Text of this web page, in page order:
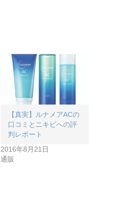
【真実】ルナメアACの
口コミとニキビへの評
判レポート
2016年8月21日
通販